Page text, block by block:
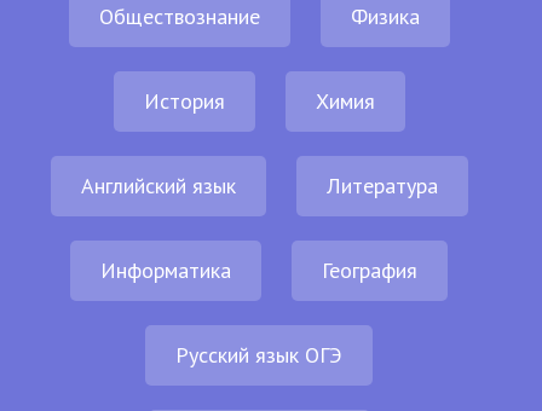
Обществознание Физика
История Химия
Английский язык Литература
Информатика География
Русский язык ОГЭ